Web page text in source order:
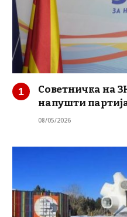
Советничка на
напушти
08/05/2026